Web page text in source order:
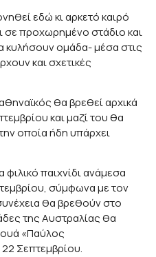
εδώ κι αρκετό καιρό
σε προχωρημένο στάδιο και
κυλήσουν ομάδα- μέσα στις
και σχετικές
θα βρεθεί αρχικά
και μαζί του θα
οποία ήδη υπάρχει
παιχνίδι ανάμεσα
σύμφωνα με τον
θα βρεθούν στο
της Αυστραλίας θα
«Παύλος
22 Σεπτεμβρίου.